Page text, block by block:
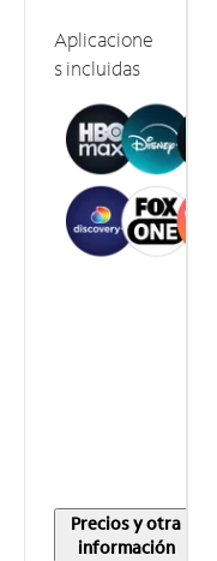
Aplicacione
s incluidas
Precios y otra
información